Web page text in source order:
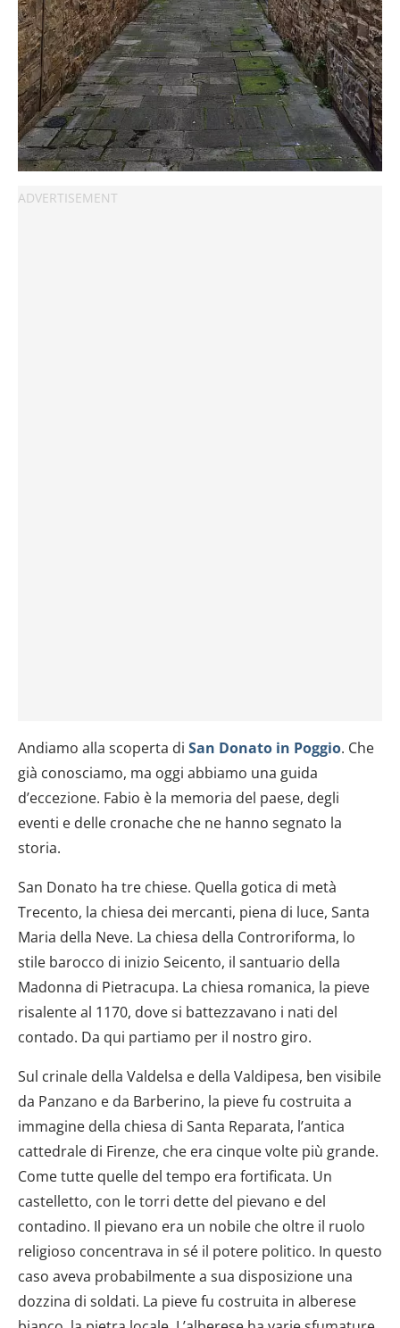
Andiamo alla scoperta di San Donato in Poggio. Che
già conosciamo, ma oggi abbiamo una guida
d’eccezione. Fabio è la memoria del paese, degli
eventi e delle cronache che ne hanno segnato la
storia.
San Donato ha tre chiese. Quella gotica di metà
Trecento, la chiesa dei mercanti, piena di luce, Santa
Maria della Neve. La chiesa della Controriforma, lo
stile barocco di inizio Seicento, il santuario della
Madonna di Pietracupa. La chiesa romanica, la pieve
risalente al 1170, dove si battezzavano i nati del
contado. Da qui partiamo per il nostro giro.
Sul crinale della Valdelsa e della Valdipesa, ben visibile
da Panzano e da Barberino, la pieve fu costruita a
immagine della chiesa di Santa Reparata, l’antica
cattedrale di Firenze, che era cinque volte più grande.
Come tutte quelle del tempo era fortificata. Un
castelletto, con le torri dette del pievano e del
contadino. Il pievano era un nobile che oltre il ruolo
religioso concentrava in sé il potere politico. In questo
caso aveva probabilmente a sua disposizione una
dozzina di soldati. La pieve fu costruita in alberese